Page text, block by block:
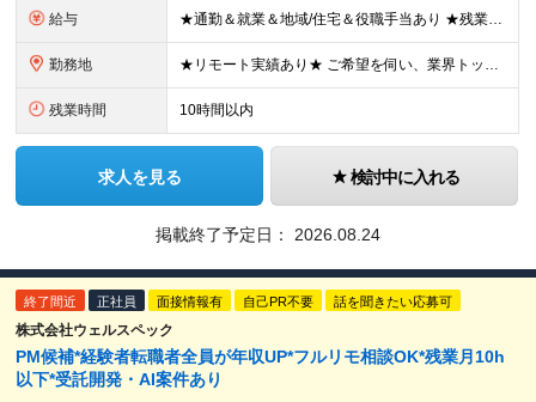
給与 ★通勤＆就業＆地域/住宅＆役職手当あり ★残業代は全額支給 ★選べる給与制度あり！ ★東京・神奈川・千葉・埼玉勤務の場合 月給23.5万円～55万円＋諸手当 （残業代は全額支給） (20,000円の
勤務地 ★リモート実績あり★ ご希望を伺い、業界トップクラス約7,000件の取引事業所数、90,000件以上のプロジェクトから検討をいたします。 全国の取引先での就業となります（沖縄を除く） ※勤務地
残業時間 10時間以内
求人を見る 検討中に入れる
掲載終了予定日： 2026.08.24
終了間近 正社員 面接情報有 自己PR不要 話を聞きたい応募可
株式会社ウェルスペック
PM候補*経験者転職者全員が年収UP*フルリモ相談OK*残業月10h
以下*受託開発・AI案件あり